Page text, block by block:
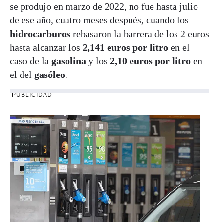
se produjo en marzo de 2022, no fue hasta julio
de ese año, cuatro meses después, cuando los
hidrocarburos rebasaron la barrera de los 2 euros
hasta alcanzar los 2,141 euros por litro en el
caso de la gasolina y los 2,10 euros por litro en
el del gasóleo.
PUBLICIDAD